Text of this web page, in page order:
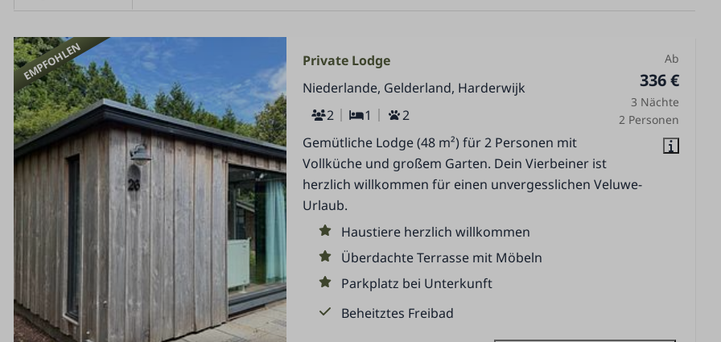
EMPFOHLEN Ab
336 €
3 Nächte
2 Personen
Private Lodge
Niederlande, Gelderland, Harderwijk
2
1
2
Gemütliche Lodge (48 m²) für 2 Personen mit
Vollküche und großem Garten. Dein Vierbeiner ist
herzlich willkommen für einen unvergesslichen Veluwe-
Urlaub.
Haustiere herzlich willkommen
Überdachte Terrasse mit Möbeln
Parkplatz bei Unterkunft
Beheitztes Freibad